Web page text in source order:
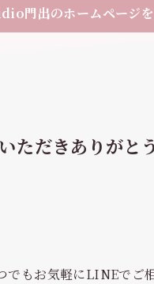
門出のホームページ
ただきありがと
もお気軽にLINEでご